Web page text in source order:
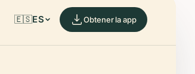
🇪🇸ES Obtener la app